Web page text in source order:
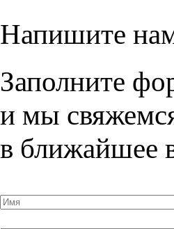
Напишите
Заполните
и мы
в ближайшее